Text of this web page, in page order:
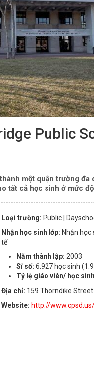
Public
một quận trường đa
tất cả học sinh ở mức
Loại trường: Public |
Nhận học sinh lớp:Nhận học
tế
Năm thành lập: 2003
Sĩ số:6.927 học sinh
Tỷ lệ giáo viên/ học
Địa chỉ: 159 Thorndike
Website:http://www.cpsd.us/